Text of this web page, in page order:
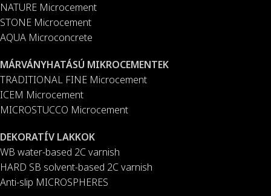
NATURE Microcement
STONE Microcement
AQUA Microconcrete
MÁRVÁNYHATÁSÚ MIKROCEMENTEK
TRADITIONAL FINE Microcement
ICEM Microcement
MICROSTUCCO Microcement
DEKORATÍV LAKKOK
WB water-based 2C varnish
HARD SB solvent-based 2C varnish
Anti-slip MICROSPHERES